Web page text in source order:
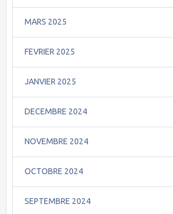
MARS 2025
FEVRIER 2025
JANVIER 2025
DECEMBRE 2024
NOVEMBRE 2024
OCTOBRE 2024
SEPTEMBRE 2024